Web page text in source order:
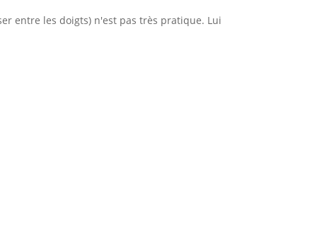
entre les doigts) n'est pas très pratique. Lui